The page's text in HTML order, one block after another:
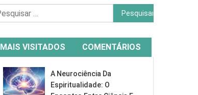
Pesquisar
por:
MAIS VISITADOS COMENTÁRIOS
A Neurociência Da
Espiritualidade: O